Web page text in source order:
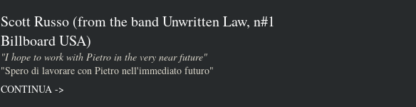
Scott Russo (from the band Unwritten Law, n#1
Billboard USA)
"I hope to work with Pietro in the very near future"
"Spero di lavorare con Pietro nell'immediato futuro"
CONTINUA ->